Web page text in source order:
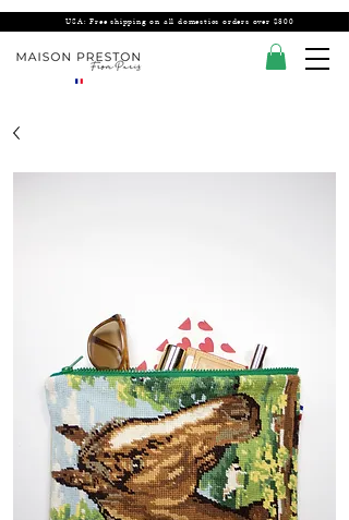
USA: Free shipping on all domestics orders over $300